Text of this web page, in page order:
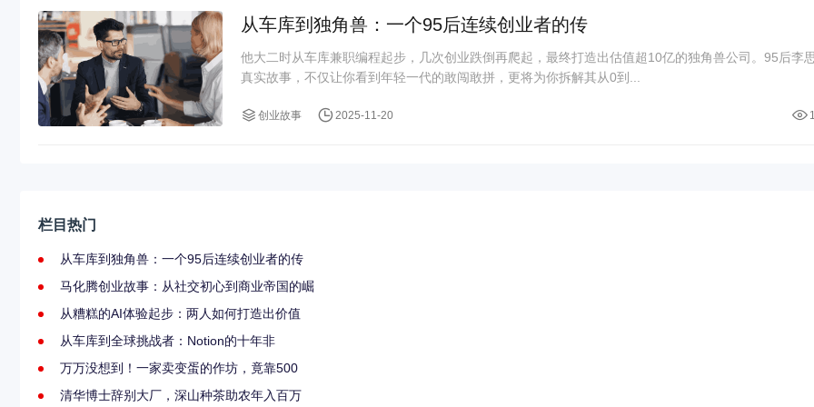
从车库到独角兽：一个95后连续创业者的传
他大二时从车库兼职编程起步，几次创业跌倒再爬起，最终打造出估值超10亿的独角兽公司。95后李
真实故事，不仅让你看到年轻一代的敢闯敢拼，更将为你拆解其从0到...
创业故事 2025-11-20
栏目热门
从车库到独角兽：一个95后连续创业者的传
马化腾创业故事：从社交初心到商业帝国的崛
从糟糕的AI体验起步：两人如何打造出价值
从车库到全球挑战者：Notion的十年非
万万没想到！一家卖变蛋的作坊，竟靠500
清华博士辞别大厂，深山种茶助农年入百万